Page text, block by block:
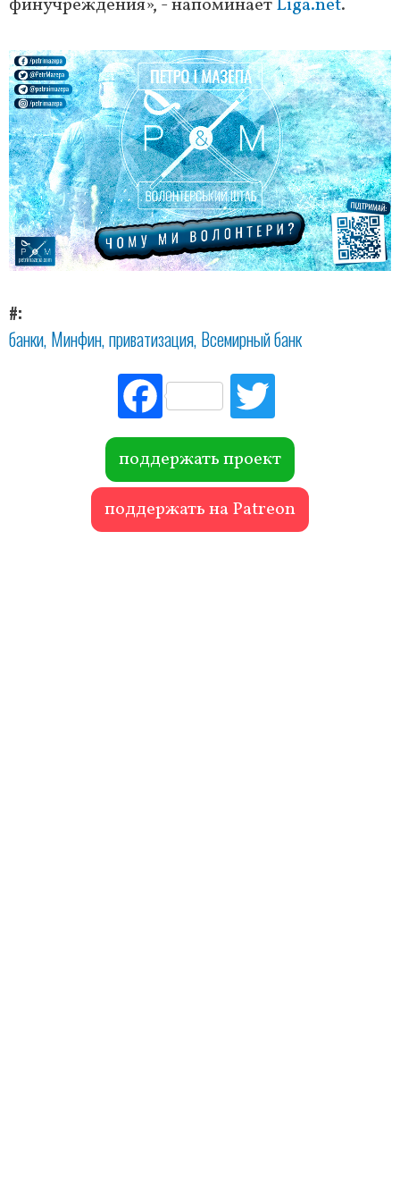
финучреждения», - напоминаетLiga.net.
#
банки Минфин приватизация Всемирный банк
Fac
ebo
ok r
поддержать проект
поддержать на Patreon